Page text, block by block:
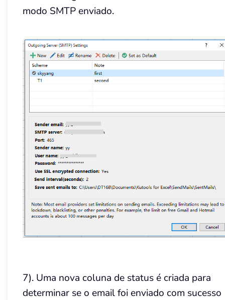
modo SMTP enviado.
7). Uma nova coluna de status é criada para
determinar se o email foi enviado com sucesso